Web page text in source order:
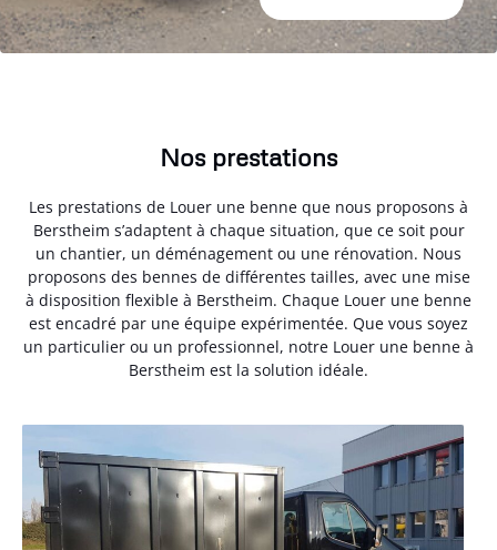
Nos prestations
Les prestations de Louer une benne que nous proposons à
Berstheim s’adaptent à chaque situation, que ce soit pour
un chantier, un déménagement ou une rénovation. Nous
proposons des bennes de différentes tailles, avec une mise
à disposition flexible à Berstheim. Chaque Louer une benne
est encadré par une équipe expérimentée. Que vous soyez
un particulier ou un professionnel, notre Louer une benne à
Berstheim est la solution idéale.